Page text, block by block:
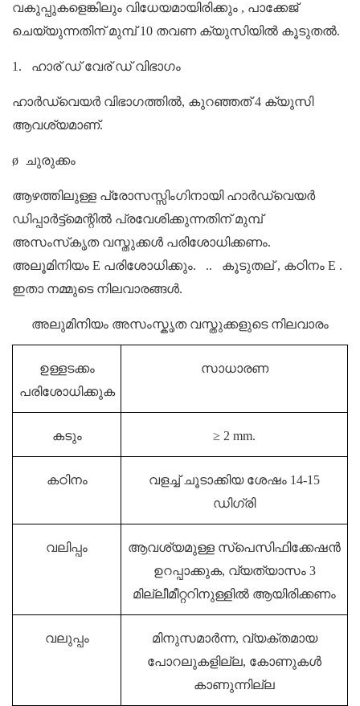
വകുപ്പുകളെങ്കിലും വിധേയമായിരിക്കും , പാക്കേജ്
ചെയ്യുന്നതിന് മുമ്പ് 10 തവണ ക്യുസിയിൽ കൂടുതൽ.
1. ഹാര് ഡ് വേര് ഡ് വിഭാഗം
ഹാർഡ്‌വെയർ വിഭാഗത്തിൽ, കുറഞ്ഞത് 4 ക്യുസി
ആവശ്യമാണ്.
ø ചുരുക്കം
ആഴത്തിലുള്ള പ്രോസസ്സിംഗിനായി ഹാർഡ്‌വെയർ
ഡിപ്പാർട്ട്‌മെന്റിൽ പ്രവേശിക്കുന്നതിന് മുമ്പ്
അസംസ്‌കൃത വസ്തുക്കൾ പരിശോധിക്കണം.
അലൂമിനിയം E പരിശോധിക്കും. .. കൂടുതല് , കഠിനം E .
ഇതാ നമ്മുടെ നിലവാരങ്ങൾ.
അലുമിനിയം അസംസ്കൃത വസ്തുക്കളുടെ നിലവാരം
ഉള്ളടക്കം
പരിശോധിക്കുക
സാധാരണ
കടും ≥ 2 mm.
കഠിനം
വളച്ച് ചൂടാക്കിയ ശേഷം 14-15
ഡിഗ്രി
വലിപ്പം
ആവശ്യമുള്ള സ്പെസിഫിക്കേഷൻ
ഉറപ്പാക്കുക, വ്യത്യാസം 3
മില്ലീമീറ്ററിനുള്ളിൽ ആയിരിക്കണം
വലുപ്പം
മിനുസമാർന്ന, വ്യക്തമായ
പോറലുകളില്ല, കോണുകൾ
കാണുന്നില്ല